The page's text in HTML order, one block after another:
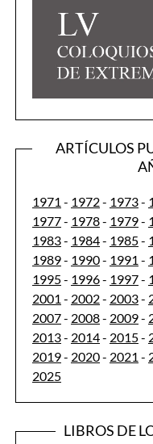
ARTÍCULOS
1971 - 1972- 1973-
1977- 1978- 1979-
1983- 1984- 1985-
1989- 1990- 1991 -
1995- 1996- 1997-
2001 - 2002- 2003-
2007- 2008- 2009-
2013- 2014- 2015-
2019- 2020- 2021 -
2025
LIBROS DE